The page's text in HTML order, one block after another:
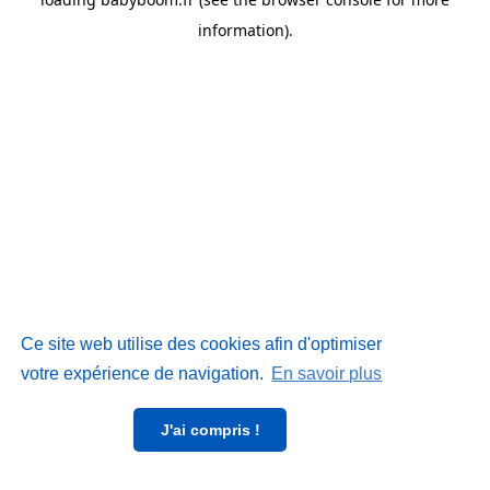
Ce site web utilise des cookies afin d'optimiser
votre expérience de navigation. En savoir plus
J'ai compris !
information).